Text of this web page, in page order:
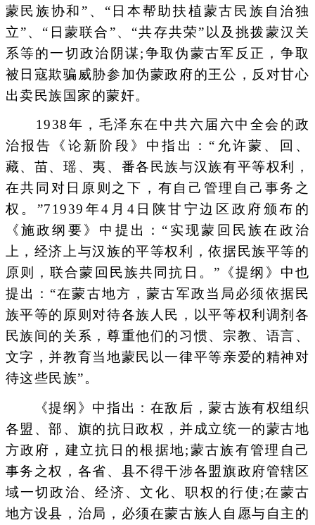
蒙民族协和”、“日本帮助扶植蒙古民族自治独
立”、“日蒙联合”、“共存共荣”以及挑拨蒙汉关
系等的一切政治阴谋;争取伪蒙古军反正，争取
被日寇欺骗威胁参加伪蒙政府的王公，反对甘心
出卖民族国家的蒙奸。
1938年，毛泽东在中共六届六中全会的政
治报告《论新阶段》中指出：“允许蒙、回、
藏、苗、瑶、夷、番各民族与汉族有平等权利，
在共同对日原则之下，有自己管理自己事务之
权。”71939年4月4日陕甘宁边区政府颁布的
《施政纲要》中提出：“实现蒙回民族在政治
上，经济上与汉族的平等权利，依据民族平等的
原则，联合蒙回民族共同抗日。”《提纲》中也
提出：“在蒙古地方，蒙古军政当局必须依据民
族平等的原则对待各族人民，以平等权利调剂各
民族间的关系，尊重他们的习惯、宗教、语言、
文字，并教育当地蒙民以一律平等亲爱的精神对
待这些民族”。
《提纲》中指出：在敌后，蒙古族有权组织
各盟、部、旗的抗日政权，并成立统一的蒙古地
方政府，建立抗日的根据地;蒙古族有管理自己
事务之权，各省、县不得干涉各盟旗政府管辖区
域一切政治、经济、文化、职权的行使;在蒙古
地方设县，治局，必须在蒙古族人自愿与自主的